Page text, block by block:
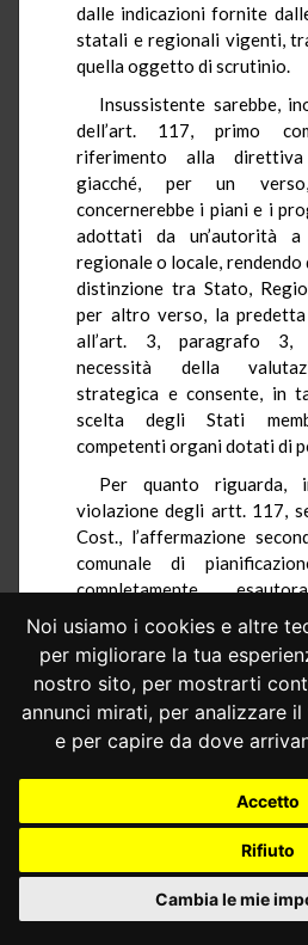
Noi usiamo i cookies e altre
per migliorare la tua
nostro sito, per mostrarti
annunci mirati, per analizzare
e per capire da dove
Accetto
Rifiuto
Cambia le mie
dalle indicazioni fornite
statali e regionali vigenti,
quella oggetto di scrutinio.
Insussistente sarebbe,
dell’art. 117, primo
riferimento alla
giacché, per un
concernerebbe i piani e i
adottati da un’autorità a
regionale o locale,
distinzione tra Stato,
per altro verso, la
all’art. 3, paragrafo 3,
necessità della
strategica e consente, in
scelta degli Stati
competenti organi dotati di
Per quanto riguarda,
violazione degli artt. 117,
Cost., l’affermazione
comunale di
completamente
eccessiva, posto che la
un semplice
fabbricati, legato a
circoscritto entro limiti ben
4.– Tanto la Regione
hanno depositato
quali hanno insistito
formulate, ribadendo e
Considerato
1.– Il Giudice per le